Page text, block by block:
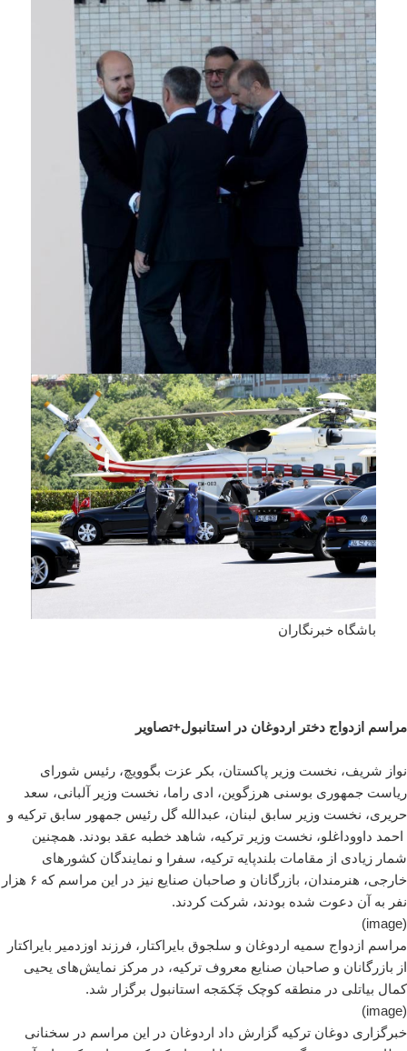
باشگاه خبرنگاران
مراسم ازدواج دختر اردوغان در استانبول+تصاویر
نواز شریف، نخست وزیر پاکستان، بکر عزت بگوویچ، رئیس شورای
ریاست جمهوری بوسنی هرزگوین، ادی راما، نخست وزیر آلبانی، سعد
حریری، نخست وزیر سابق لبنان، عبدالله گل رئیس جمهور سابق ترکیه و
احمد داووداغلو، نخست وزیر ترکیه، شاهد خطبه عقد بودند. همچنین
شمار زیادی از مقامات بلندپایه ترکیه، سفرا و نمایندگان کشورهای
خارجی، هنرمندان، بازرگانان و صاحبان صنایع نیز در این مراسم که ۶ هزار
نفر به آن دعوت شده بودند، شرکت کردند.
(image)
مراسم ازدواج سمیه اردوغان و سلجوق بایراکتار، فرزند اوزدمیر بایراکتار
از بازرگانان و صاحبان صنایع معروف ترکیه، در مرکز نمایش‌های یحیی
کمال بیاتلی در منطقه کوچک چَکمَجه استانبول برگزار شد.
(image)
خبرگزاری دوغان ترکیه گزارش داد اردوغان در این مراسم در سخنانی